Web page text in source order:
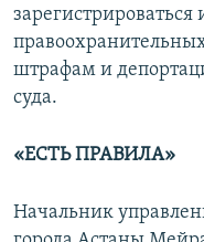
зарегистрироваться
правоохранительных
штрафам и
суда.
«ЕСТЬ ПРАВИЛА»
Начальник